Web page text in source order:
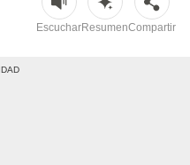
EscucharResumenCompartir